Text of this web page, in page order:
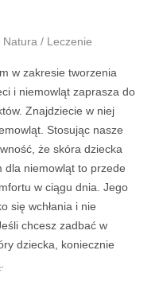
Natura / Leczenie
w zakresie tworzenia
i niemowląt zaprasza do
Znajdziecie w niej
Stosując nasze
że skóra dziecka
dla niemowląt to przede
w ciągu dnia. Jego
się wchłania i nie
chcesz zadbać w
dziecka, koniecznie